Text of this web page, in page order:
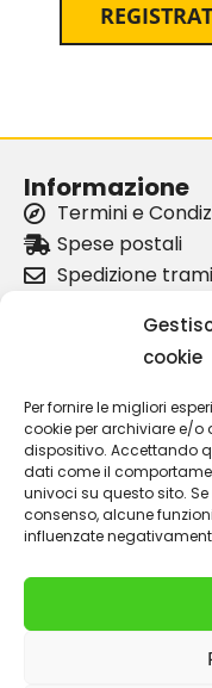
cookie
Per fornire le migliori
cookie per archiviare e/o
dispositivo. Accettando
dati come il
univoci su questo sito.
consenso, alcune
influenzate
Informazione
Termini e
Spese postali
Spedizione
Chi siamo
politica sulla
Informazioni
Coprimozzo
Maniglia porta
Leva cambio
Logo elefante
Assistenza